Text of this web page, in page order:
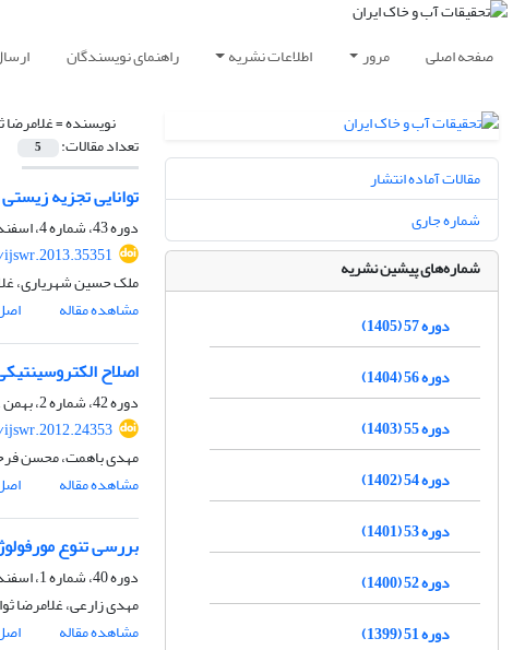
صفحه اصلی مرور اطلاعات نشریه راهنمای نویسندگان
نویسنده =غلامرضا
تعداد مقالات: 5
توانایی تجزیه
دوره 43، شماره 4، اسفند 1391، صفحه
ملک حسین شهریاری،
مشاهده مقاله
اصلاح
دوره 42، شماره 2، بهمن 1391، صفحه
مهدی باهمت، محسن
مشاهده مقاله
بررسی تنوع
دوره 40، شماره 1، اسفند 1388
مهدی زارعی، غلامرضا
مشاهده مقاله
مقالات آماده انتشار
شماره جاری
شماره‌های پیشین نشریه
دوره 57 (1405)
دوره 56 (1404)
دوره 55 (1403)
دوره 54 (1402)
دوره 53 (1401)
دوره 52 (1400)
دوره 51 (1399)